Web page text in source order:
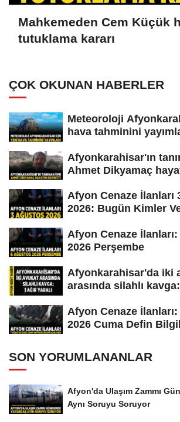
Mahkemeden Cem Küçük
tutuklama kararı
ÇOK OKUNAN HABERLER
Meteoroloji
hava tahminini
Afyonkarahisar'ın
Ahmet Dikyamaç
Afyon Cenaze İlanları
2026: Bugün Kimler
Afyon Cenaze
2026 Perşembe
Afyonkarahisar'da iki
arasında silahlı
Afyon Cenaze
2026 Cuma Defin
SON YORUMLANANLAR
Afyon'da Ulaşım Zammı
Aynı Soruyu Soruyor